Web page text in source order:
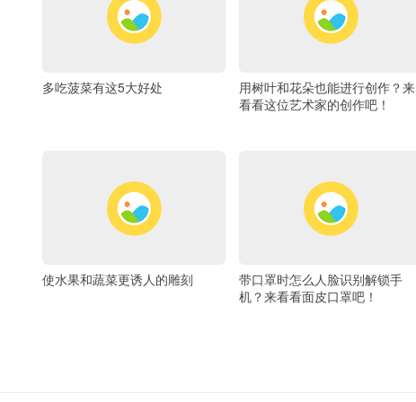
多吃菠菜有这5大好处
用树叶和花朵也能进行创作？来
看看这位艺术家的创作吧！
使水果和蔬菜更诱人的雕刻
带口罩时怎么人脸识别解锁手
机？来看看面皮口罩吧！